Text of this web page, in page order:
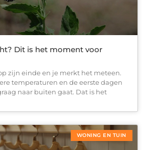
Dit is het moment voor
zijn einde en je merkt het meteen.
temperaturen en de eerste dagen
naar buiten gaat. Dat is het
WONING EN TUIN